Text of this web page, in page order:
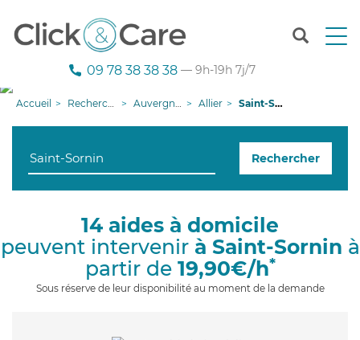
T
n
g
i
09 78 38 38 38 — 9h-19h 7j/7
Accueil Recherche aide à domicile Auvergne-Rhône-Alpes Allier Saint-Sornin
Rechercher
14 aides à domicile
peuvent intervenir à Saint-Sornin à
partir de 19,90€/h*
Sous réserve de leur disponibilité au moment de la demande